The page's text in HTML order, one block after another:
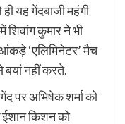
यह गेंदबाजी महंगी
कुमार ने भी
‘एलिमिनेटर’ मैच
बयां नहीं करते.
पर अभिषेक शर्मा को
किशन को